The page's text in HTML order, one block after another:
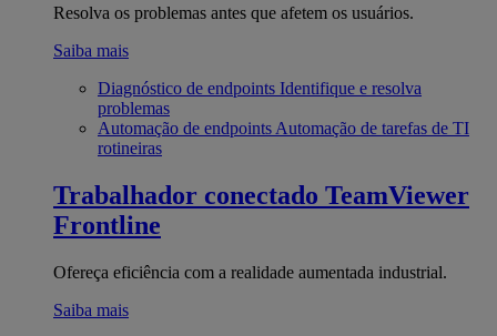
Resolva os problemas antes que afetem os usuários.
Saiba mais
Diagnóstico de endpoints Identifique e resolva
problemas
Automação de endpoints Automação de tarefas de TI
rotineiras
Trabalhador conectado TeamViewer
Frontline
Ofereça eficiência com a realidade aumentada industrial.
Saiba mais